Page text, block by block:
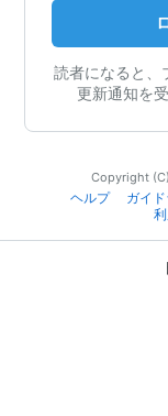
読者になると、
更新通知を
Copyright
ヘルプ
ガイ